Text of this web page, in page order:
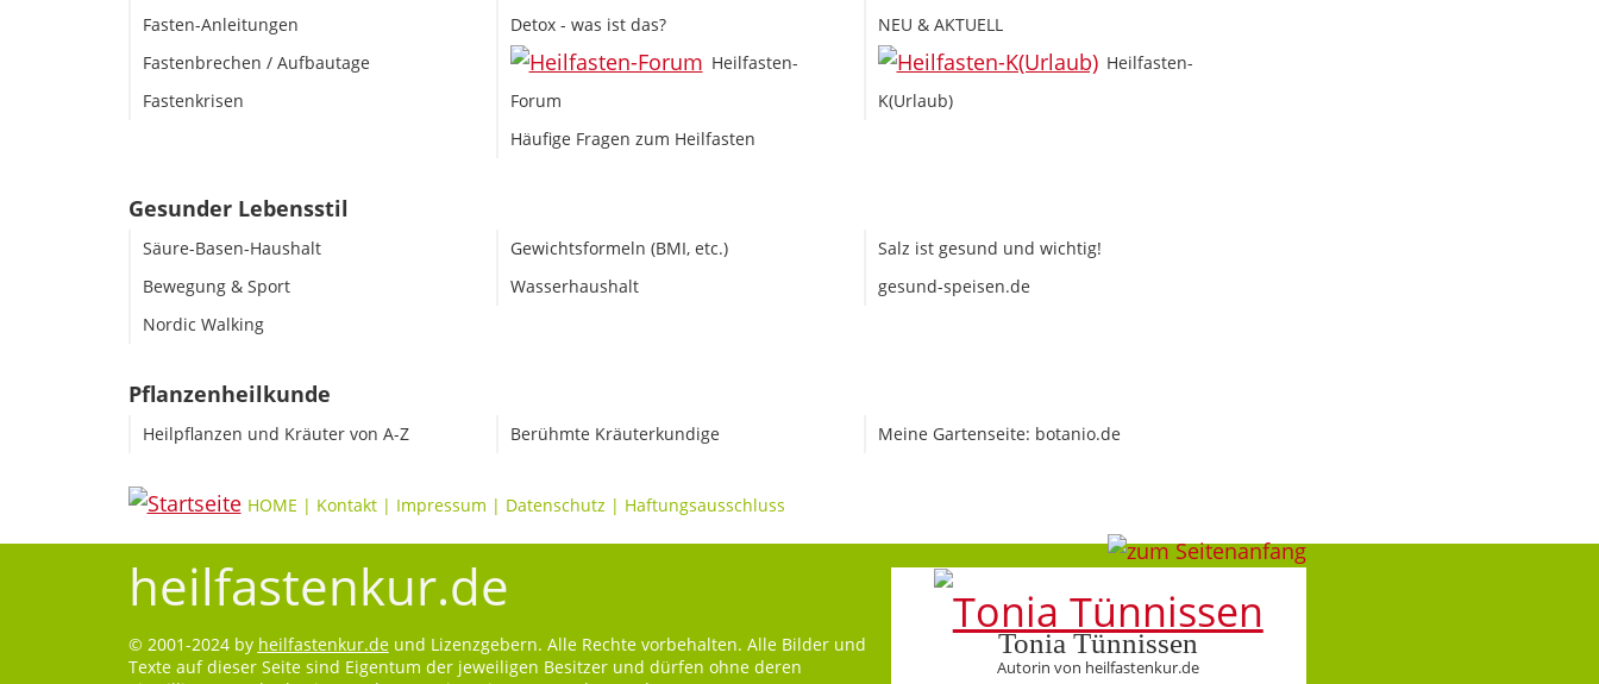
Fasten-Anleitungen
Fastenbrechen / Aufbautage
Fastenkrisen
Detox - was ist das?
Heilfasten-
Forum
Häufige Fragen zum Heilfasten
NEU & AKTUELL
Heilfasten-
K(Urlaub)
Gesunder Lebensstil
Säure-Basen-Haushalt
Bewegung & Sport
Nordic Walking
Gewichtsformeln (BMI, etc.)
Wasserhaushalt
Salz ist gesund und wichtig!
gesund-speisen.de
Pflanzenheilkunde
Heilpflanzen und Kräuter von A-Z Berühmte Kräuterkundige Meine Gartenseite: botanio.de
HOME | Kontakt| Impressum | Datenschutz | Haftungsausschluss
Tonia Tünnissen
Autorin von heilfastenkur.de
heilfastenkur.de
© 2001-2024 by heilfastenkur.deund Lizenzgebern. Alle Rechte vorbehalten. Alle Bilder und
Texte auf dieser Seite sind Eigentum der jeweiligen Besitzer und dürfen ohne deren